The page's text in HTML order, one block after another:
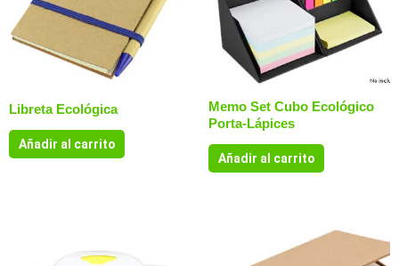
Libreta Ecológica
Añadir al carrito
Memo Set Cubo Ecológico
Porta-Lápices
Añadir al carrito